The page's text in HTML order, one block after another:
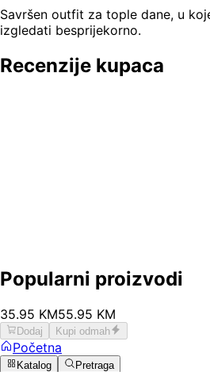
Savršen outfit za tople dane, u
izgledati besprijekorno.
Recenzije kupaca
Popularni proizvodi
35.95 KM55.95 KM
Dodaj Kupi odmah
Početna
Katalog Pretraga